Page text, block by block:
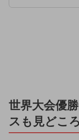
世界大会優
スも見どころ